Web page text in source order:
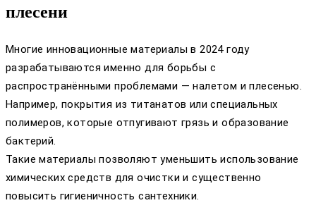
плесени
Многие инновационные материалы в 2024 году
разрабатываются именно для борьбы с
распространёнными проблемами — налетом и плесенью.
Например, покрытия из титанатов или специальных
полимеров, которые отпугивают грязь и образование
бактерий.
Такие материалы позволяют уменьшить использование
химических средств для очистки и существенно
повысить гигиеничность сантехники.